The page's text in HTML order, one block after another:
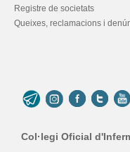
Registre de societats
Queixes, reclamacions i
Col·legi Oficial